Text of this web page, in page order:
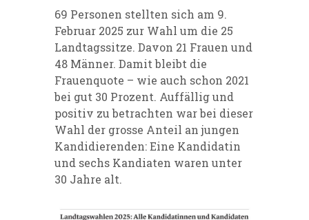
69 Personen stellten sich am 9.
Februar 2025 zur Wahl um die 25
Landtagssitze. Davon 21 Frauen und
48 Männer. Damit bleibt die
Frauenquote – wie auch schon 2021
bei gut 30 Prozent. Auffällig und
positiv zu betrachten war bei dieser
Wahl der grosse Anteil an jungen
Kandidierenden: Eine Kandidatin
und sechs Kandiaten waren unter
30 Jahre alt.